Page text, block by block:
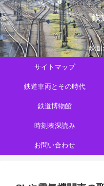
鉄
鉄道
サイトマップ
鉄道車両とその時代
鉄道博物館
時刻表深読み
お問い合わせ